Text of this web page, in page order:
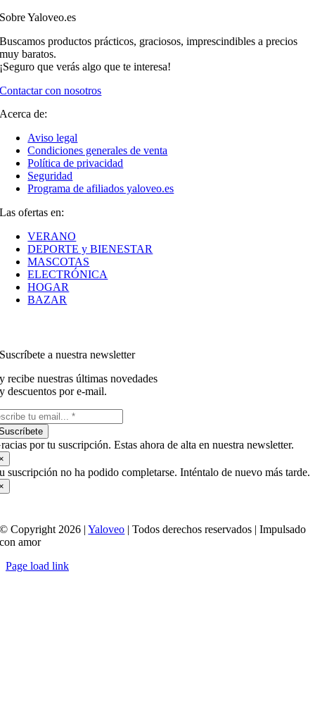
Sobre Yaloveo.es
Buscamos productos prácticos, graciosos, imprescindibles a precios
muy baratos.
¡Seguro que verás algo que te interesa!
Contactar con nosotros
Acerca de:
Aviso legal
Condiciones generales de venta
Política de privacidad
Seguridad
Programa de afiliados yaloveo.es
Las ofertas en:
VERANO
DEPORTE y BIENESTAR
MASCOTAS
ELECTRÓNICA
HOGAR
BAZAR
Suscríbete a nuestra newsletter
y recibe nuestras últimas novedades
y descuentos por e-mail.
por tu suscripción. Estas ahora de alta en nuestra newsletter.
suscripción no ha podido completarse. Inténtalo de nuevo más tarde.
© Copyright 2026 |Yaloveo | Todos derechos reservados | Impulsado
con amor
Page load link